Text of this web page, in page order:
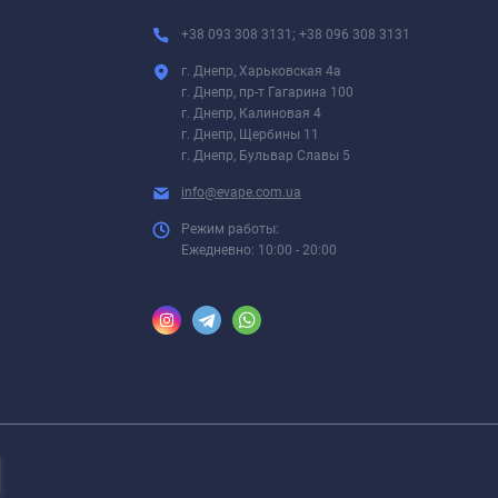
+38 093 308 3131; +38 096 308 3131
г. Днепр, Харьковская 4а
г. Днепр, пр-т Гагарина 100
г. Днепр, Калиновая 4
г. Днепр, Щербины 11
г. Днепр, Бульвар Славы 5
info@evape.com.ua
Режим работы:
Ежедневно: 10:00 - 20:00